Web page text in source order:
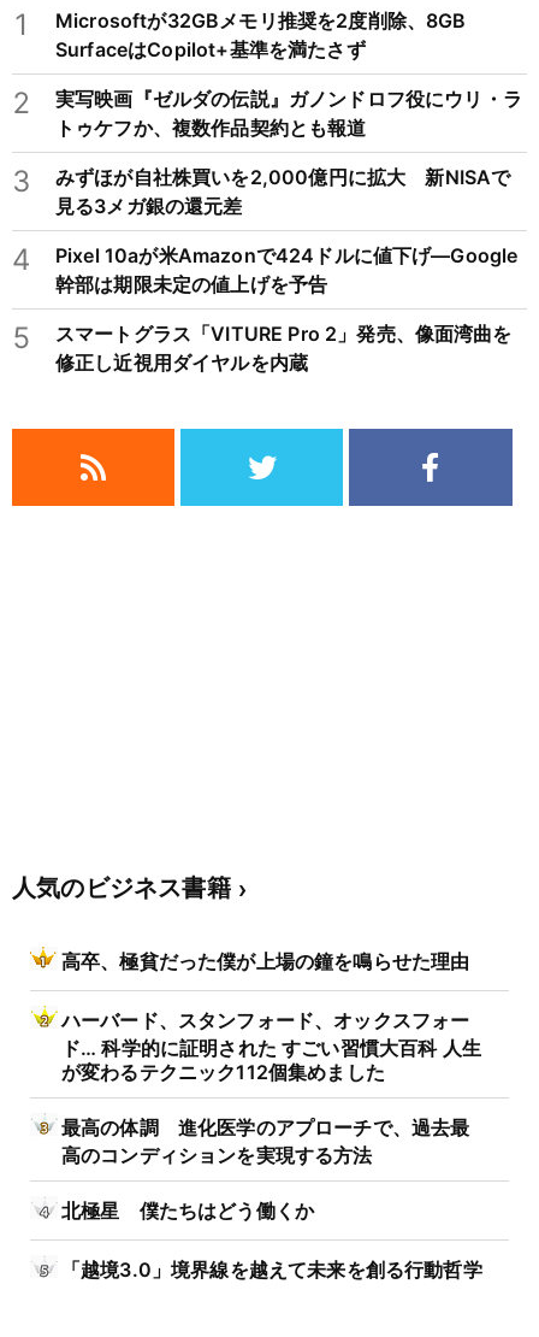
1
Microsoftが32GBメモリ推奨を2度削除、8GB
SurfaceはCopilot+基準を満たさず
2
実写映画『ゼルダの伝説』ガノンドロフ役にウリ・ラ
トゥケフか、複数作品契約とも報道
3
みずほが自社株買いを2,000億円に拡大 新NISAで
見る3メガ銀の還元差
4
Pixel 10aが米Amazonで424ドルに値下げ―Google
幹部は期限未定の値上げを予告
5
スマートグラス「VITURE Pro 2」発売、像面湾曲を
修正し近視用ダイヤルを内蔵
人気のビジネス書籍
高卒、極貧だった僕が上場の鐘を鳴らせた理由
ハーバード、スタンフォード、オックスフォー
ド… 科学的に証明された すごい習慣大百科 人生
が変わるテクニック112個集めました
最高の体調 進化医学のアプローチで、過去最
高のコンディションを実現する方法
北極星 僕たちはどう働くか
「越境3.0」境界線を越えて未来を創る行動哲学